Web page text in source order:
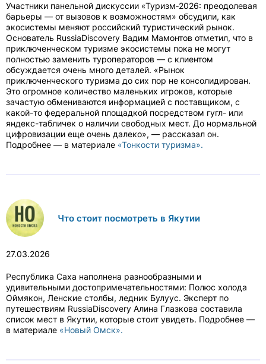
Участники панельной дискуссии «Туризм‑2026: преодолевая
барьеры — от вызовов к возможностям» обсудили, как
экосистемы меняют российский туристический рынок.
Основатель RussiaDiscovery Вадим Мамонтов отметил, что в
приключенческом туризме экосистемы пока не могут
полностью заменить туроператоров — с клиентом
обсуждается очень много деталей. «Рынок
приключенческого туризма до сих пор не консолидирован.
Это огромное количество маленьких игроков, которые
зачастую обмениваются информацией с поставщиком, с
какой-то федеральной площадкой посредством гугл- или
яндекс-табличек о наличии свободных мест. До нормальной
цифровизации еще очень далеко», — рассказал он.
Подробнее — в материале «Тонкости туризма».
Что стоит посмотреть в Якутии
27.03.2026
Республика Саха наполнена разнообразными и
удивительными достопримечательностями: Полюс холода
Оймякон, Ленские столбы, ледник Булуус. Эксперт по
путешествиям RussiaDiscovery Алина Глазкова составила
список мест в Якутии, которые стоит увидеть. Подробнее —
в материале «Новый Омск».